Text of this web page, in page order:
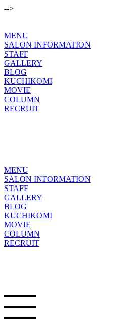
-->
MENU
SALON INFORMATION
STAFF
GALLERY
BLOG
KUCHIKOMI
MOVIE
COLUMN
RECRUIT
MENU
SALON INFORMATION
STAFF
GALLERY
BLOG
KUCHIKOMI
MOVIE
COLUMN
RECRUIT